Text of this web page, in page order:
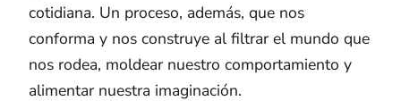
cotidiana. Un proceso, además, que nos
conforma y nos construye al filtrar el mundo que
nos rodea, moldear nuestro comportamiento y
alimentar nuestra imaginación.